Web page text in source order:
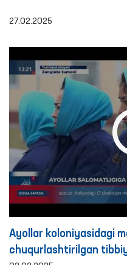
27.02.2025
Ayollar koloniyasidagi
chuqurlashtirilgan tibbiy